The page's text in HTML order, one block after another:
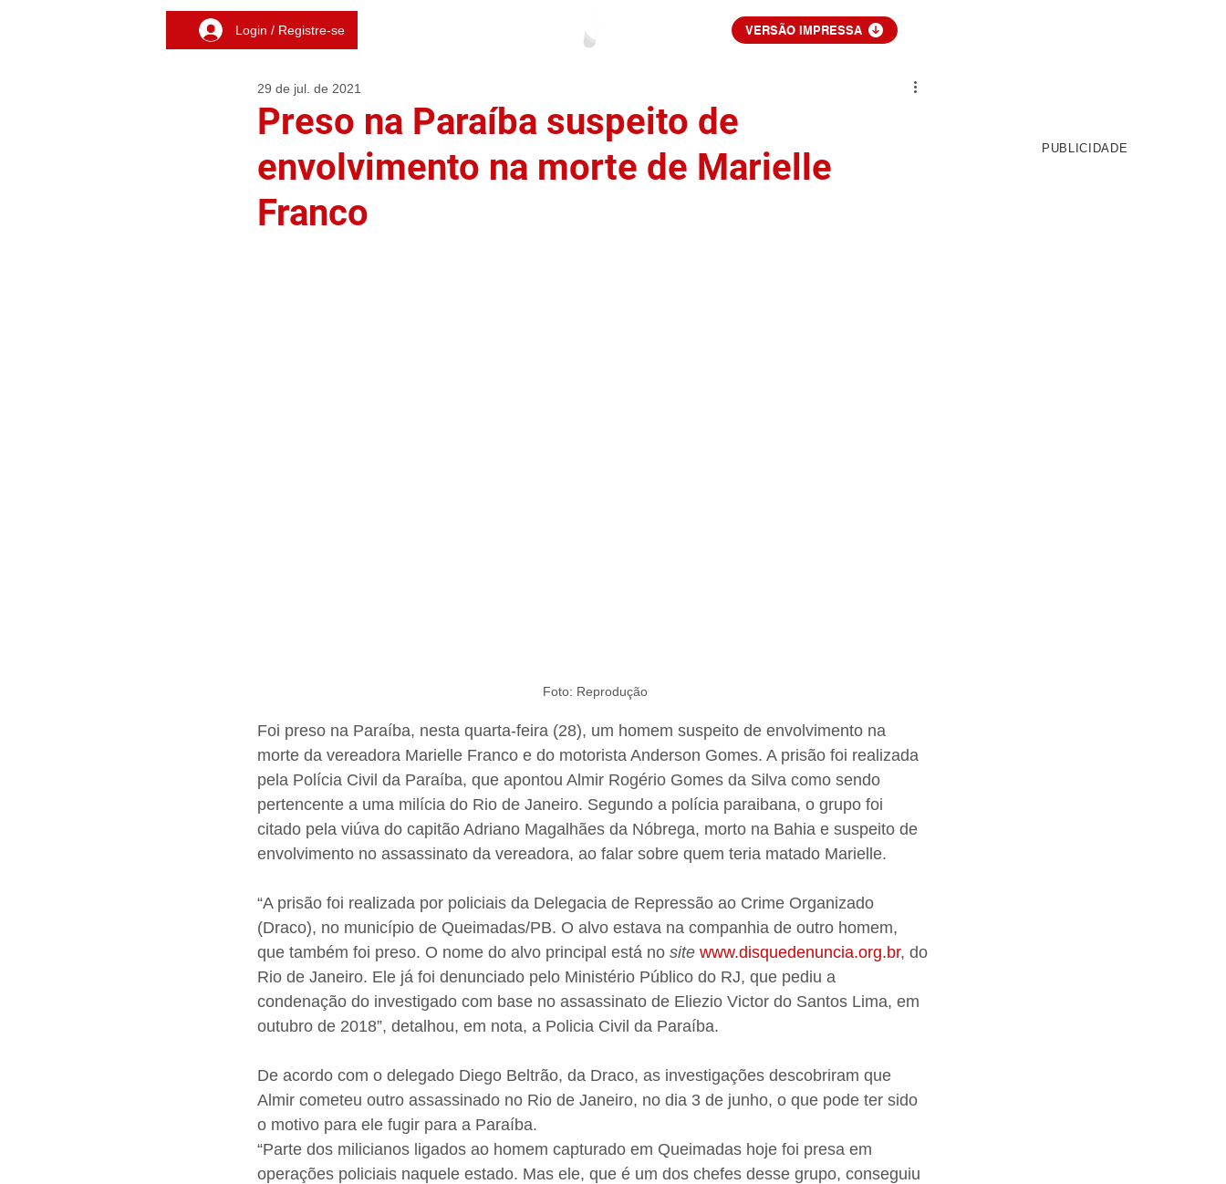
Login / Registre-se VERSÃO IMPRESSA
Preso na Paraíba suspeito de
envolvimento na morte de Marielle
Franco
29 de jul. de 2021
Foto: Reprodução
Foi preso na Paraíba, nesta quarta-feira (28), um homem suspeito de envolvimento na
morte da vereadora Marielle Franco e do motorista Anderson Gomes. A prisão foi realizada
pela Polícia Civil da Paraíba, que apontou Almir Rogério Gomes da Silva como sendo
pertencente a uma milícia do Rio de Janeiro. Segundo a polícia paraibana, o grupo foi
citado pela viúva do capitão Adriano Magalhães da Nóbrega, morto na Bahia e suspeito de
envolvimento no assassinato da vereadora, ao falar sobre quem teria matado Marielle.
“A prisão foi realizada por policiais da Delegacia de Repressão ao Crime Organizado
(Draco), no município de Queimadas/PB. O alvo estava na companhia de outro homem,
que também foi preso. O nome do alvo principal está no site www.disquedenuncia.org.br, do
Rio de Janeiro. Ele já foi denunciado pelo Ministério Público do RJ, que pediu a
condenação do investigado com base no assassinato de Eliezio Victor do Santos Lima, em
outubro de 2018”, detalhou, em nota, a Policia Civil da Paraíba.
De acordo com o delegado Diego Beltrão, da Draco, as investigações descobriram que
Almir cometeu outro assassinado no Rio de Janeiro, no dia 3 de junho, o que pode ter sido
o motivo para ele fugir para a Paraíba.
“Parte dos milicianos ligados ao homem capturado em Queimadas hoje foi presa em
operações policiais naquele estado. Mas ele, que é um dos chefes desse grupo, conseguiu
PUBLICIDADE